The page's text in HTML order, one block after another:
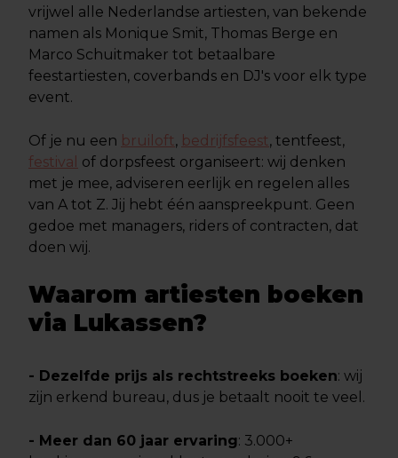
vrijwel alle Nederlandse artiesten, van bekende
namen als Monique Smit, Thomas Berge en
Marco Schuitmaker tot betaalbare
feestartiesten, coverbands en DJ's voor elk type
event.
Of je nu een bruiloft, bedrijfsfeest, tentfeest,
festival of dorpsfeest organiseert: wij denken
met je mee, adviseren eerlijk en regelen alles
van A tot Z. Jij hebt één aanspreekpunt. Geen
gedoe met managers, riders of contracten, dat
doen wij.
Waarom artiesten boeken
via Lukassen?
- Dezelfde prijs als rechtstreeks boeken: wij
zijn erkend bureau, dus je betaalt nooit te veel.
- Meer dan 60 jaar ervaring: 3.000+